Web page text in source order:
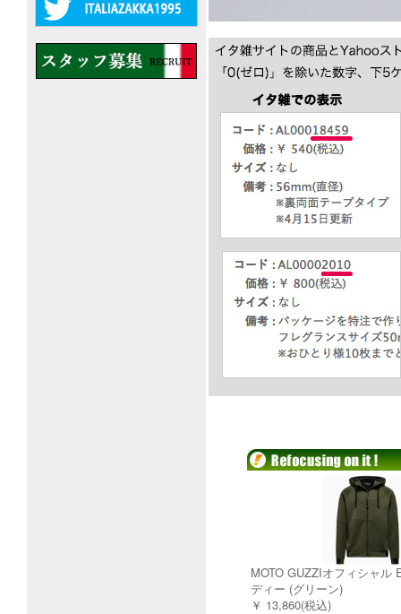
MOTO GUZZIオフィシャル
ディー (グリーン)
￥ 13,860(税込)